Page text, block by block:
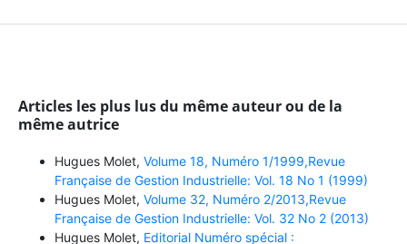
Articles les plus lus du même auteur ou de la
même autrice
Hugues Molet, Volume 18, Numéro 1/1999,Revue
Française de Gestion Industrielle: Vol. 18 No 1 (1999)
Hugues Molet, Volume 32, Numéro 2/2013,Revue
Française de Gestion Industrielle: Vol. 32 No 2 (2013)
Hugues Molet, Editorial Numéro spécial :